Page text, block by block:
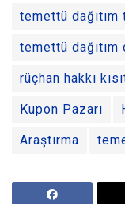
temettü dağıtım
temettü dağıtım
rüçhan hakkı
Kupon Pazarı
Araştırma